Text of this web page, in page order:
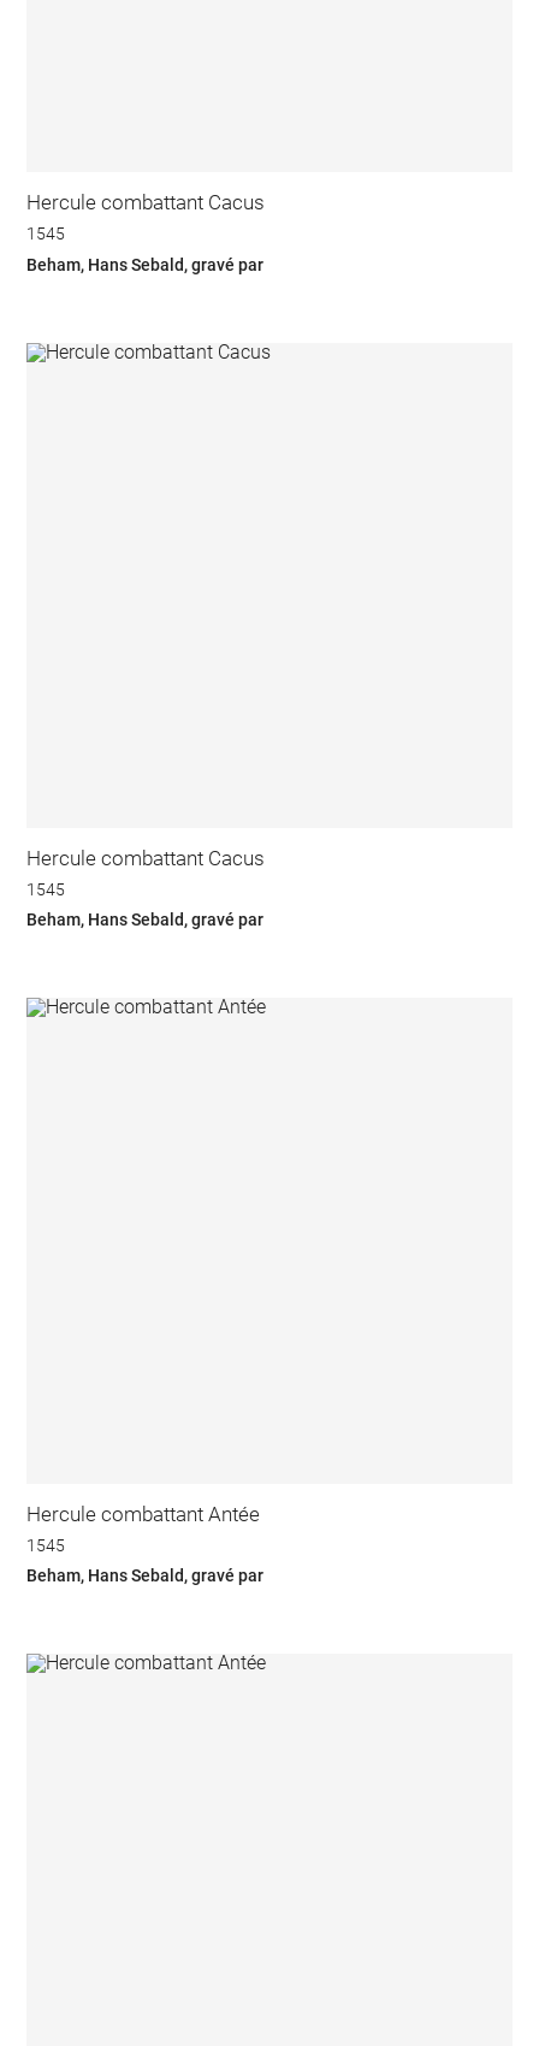
Hercule combattant Cacus
1545
Beham, Hans Sebald, gravé par
Hercule combattant Cacus
1545
Beham, Hans Sebald, gravé par
Hercule combattant Antée
1545
Beham, Hans Sebald, gravé par